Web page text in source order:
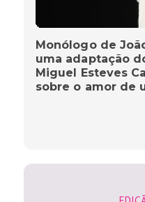
Monólogo de
uma adaptação
Miguel Esteves
sobre o amor de